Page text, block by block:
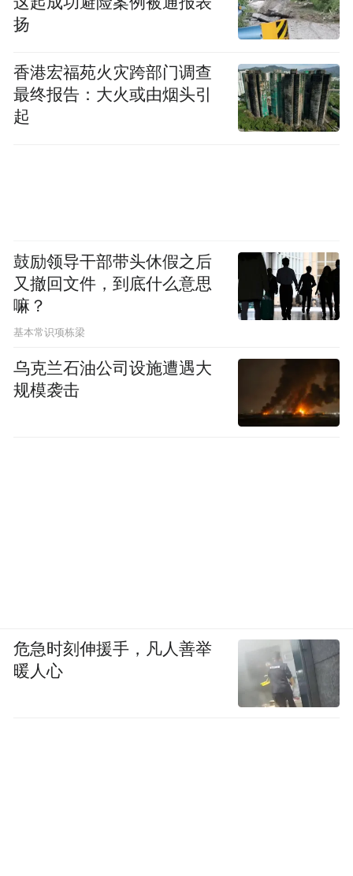
扬
香港宏福苑火灾跨部门调查
最终报告：大火或由烟头引
起
鼓励领导干部带头休假之后
又撤回文件，到底什么意思
嘛？
基本常识项栋梁
乌克兰石油公司设施遭遇大
规模袭击
危急时刻伸援手，凡人善举
暖人心